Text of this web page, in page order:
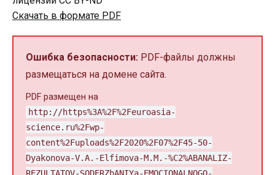
Скачать в формате PDF
Ошибка безопасности: PDF-файлы должны
размещаться на домене сайта.
PDF размещен на
http://https%3A%2F%2Feuroasia-
science.ru%2Fwp-
content%2Fuploads%2F2020%2F07%2F45-50-
Dyakonova-V.A.-Elfimova-M.M.-%C2%ABANALIZ-